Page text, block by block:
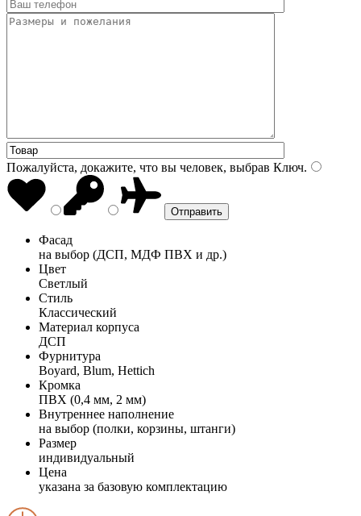
Пожалуйста, докажите, что вы человек, выбрав Ключ.
Фасад
на выбор (ДСП, МДФ ПВХ и др.)
Цвет
Светлый
Стиль
Классический
Материал корпуса
ДСП
Фурнитура
Boyard, Blum, Hettich
Кромка
ПВХ (0,4 мм, 2 мм)
Внутреннее наполнение
на выбор (полки, корзины, штанги)
Размер
индивидуальный
Цена
указана за базовую комплектацию